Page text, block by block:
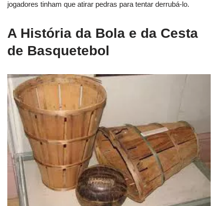
jogadores tinham que atirar pedras para tentar derrubá-lo.
A História da Bola e da Cesta
de Basquetebol